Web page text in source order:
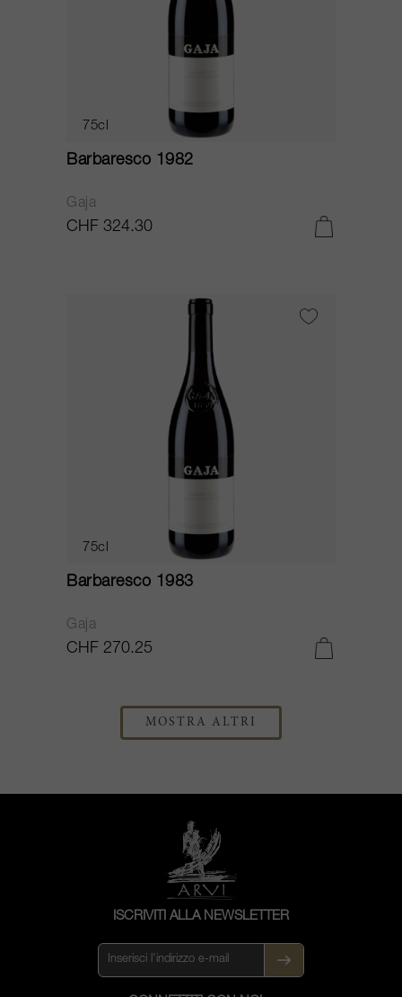
75cl
Barbaresco 1982
Gaja
CHF 324.30
75cl
Barbaresco 1983
Gaja
CHF 270.25
MOSTRA ALTRI
ISCRIVITI ALLA NEWSLETTER